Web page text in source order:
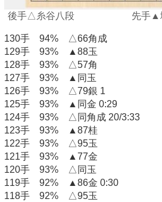
後手△糸谷八段 先手▲増
130手 94% △66角成
129手 93% ▲88玉
128手 93% △57角
127手 93% ▲同玉
126手 93% △79銀 1
125手 93% ▲同金 0:29
124手 93% △同角成 20/3:33
123手 93% ▲87桂
122手 93% △95玉
121手 93% ▲77金
120手 93% △同玉
119手 92% ▲86金 0:30
118手 92% △95玉